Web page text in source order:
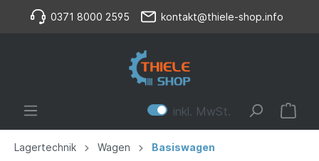
0371 8000 2595 kontakt@thiele-shop.info
inkl. MwSt.
Lagertechnik Wagen Basiswagen